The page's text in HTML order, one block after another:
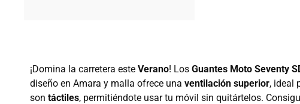
¡Domina la carretera este Verano! Los Guantes Moto Seventy
diseño en Amara y malla ofrece una ventilación superior, ideal
son táctiles, permitiéndote usar tu móvil sin quitártelos.